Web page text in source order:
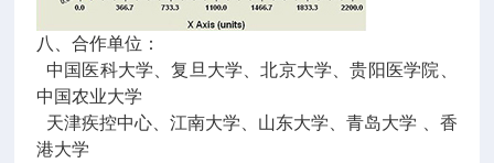
八、合作单位：
中国医科大学、复旦大学、北京大学、贵阳医学院、
中国农业大学
天津疾控中心、江南大学、山东大学、青岛大学 、香
港大学